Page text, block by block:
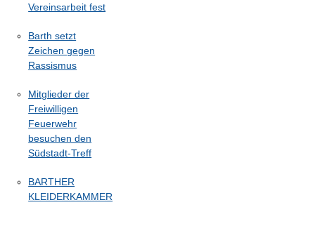
Vereinsarbeit fest
Barth setzt
Zeichen gegen
Rassismus
Mitglieder der
Freiwilligen
Feuerwehr
besuchen den
Südstadt-Treff
BARTHER
KLEIDERKAMMER